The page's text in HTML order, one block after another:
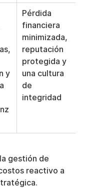
y
Pérdida
financiera
minimizada,
reputación
protegida y
una cultura
de
integridad
gestión de
reactivo a